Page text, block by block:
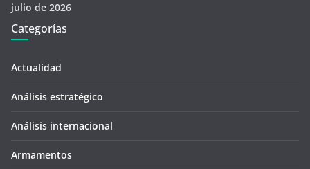
julio de 2026
Categorías
Actualidad
Análisis estratégico
Análisis internacional
Armamentos